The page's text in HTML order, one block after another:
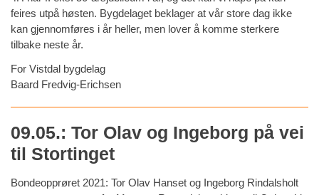
feires utpå høsten. Bygdelaget beklager at vår store dag ikke
kan gjennomføres i år heller, men lover å komme sterkere
tilbake neste år.
For Vistdal bygdelag
Baard Fredvig-Erichsen
09.05.: Tor Olav og Ingeborg på vei
til Stortinget
Bondeopprøret 2021: Tor Olav Hanset og Ingeborg Rindalsholt